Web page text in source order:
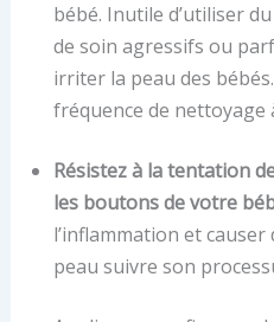
bébé. Inutile d’utiliser
de soin agressifs ou
irriter la peau des
fréquence de nettoyage
Résistez à la tentation
les boutons de votre
l’inflammation et
peau suivre son